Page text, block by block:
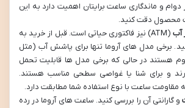
و ماندگاری ساعت برایتان اهمیت دارد به این
محصول دقت کنید.
آب
(ATM) نیز فاکتوری حیاتی است. قبل از خرید به
برخی مدل های آروما تنها برای پاشش آب (مثل
هستند در حالی که برخی مدل ها قابلیت تحمل
و برای شنا یا غواصی سطحی مناسب هستند.
مقاومت ساعت با نوع استفاده شما مطابقت دارد.
و گارانتی آن را بررسی کنید. ساعت های آروما در رده